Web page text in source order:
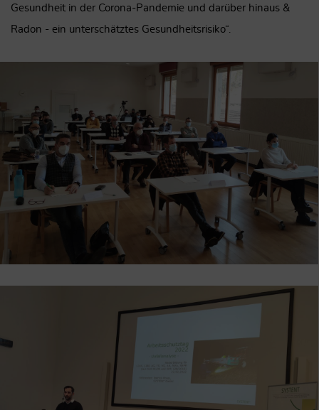
Gesundheit in der Corona-Pandemie und darüber hinaus &
Radon - ein unterschätztes Gesundheitsrisiko“.